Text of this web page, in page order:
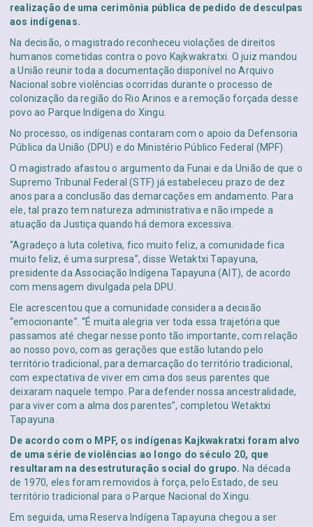
realização de uma cerimônia pública de pedido de desculpas
aos indígenas.
Na decisão, o magistrado reconheceu violações de direitos
humanos cometidas contra o povo Kajkwakratxi. O juiz mandou
a União reunir toda a documentação disponível no Arquivo
Nacional sobre violências ocorridas durante o processo de
colonização da região do Rio Arinos e a remoção forçada desse
povo ao Parque Indígena do Xingu.
No processo, os indígenas contaram com o apoio da Defensoria
Pública da União (DPU) e do Ministério Público Federal (MPF).
O magistrado afastou o argumento da Funai e da União de que o
Supremo Tribunal Federal (STF) já estabeleceu prazo de dez
anos para a conclusão das demarcações em andamento. Para
ele, tal prazo tem natureza administrativa e não impede a
atuação da Justiça quando há demora excessiva.
“Agradeço a luta coletiva, fico muito feliz, a comunidade fica
muito feliz, é uma surpresa”, disse Wetaktxi Tapayuna,
presidente da Associação Indígena Tapayuna (AIT), de acordo
com mensagem divulgada pela DPU.
Ele acrescentou que a comunidade considera a decisão
“emocionante”. “É muita alegria ver toda essa trajetória que
passamos até chegar nesse ponto tão importante, com relação
ao nosso povo, com as gerações que estão lutando pelo
território tradicional, para demarcação do território tradicional,
com expectativa de viver em cima dos seus parentes que
deixaram naquele tempo. Para defender nossa ancestralidade,
para viver com a alma dos parentes”, completou Wetaktxi
Tapayuna.
De acordo com o MPF, os indígenas Kajkwakratxi foram alvo
de uma série de violências ao longo do século 20, que
resultaram na desestruturação social do grupo. Na década
de 1970, eles foram removidos à força, pelo Estado, de seu
território tradicional para o Parque Nacional do Xingu.
Em seguida, uma Reserva Indígena Tapayuna chegou a ser